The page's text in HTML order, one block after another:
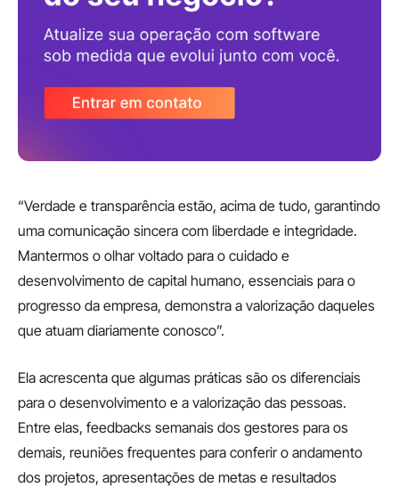
“Verdade e transparência estão, acima de tudo, garantindo
uma comunicação sincera com liberdade e integridade.
Mantermos o olhar voltado para o cuidado e
desenvolvimento de capital humano, essenciais para o
progresso da empresa, demonstra a valorização daqueles
que atuam diariamente conosco”.
Ela acrescenta que algumas práticas são os diferenciais
para o desenvolvimento e a valorização das pessoas.
Entre elas, feedbacks semanais dos gestores para os
demais, reuniões frequentes para conferir o andamento
dos projetos, apresentações de metas e resultados